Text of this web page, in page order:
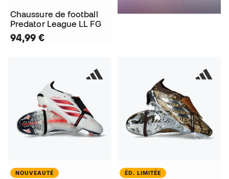
Chaussure de football
Predator League LL FG
94,99 €
NOUVEAUTÉ ÉD. LIMITÉE